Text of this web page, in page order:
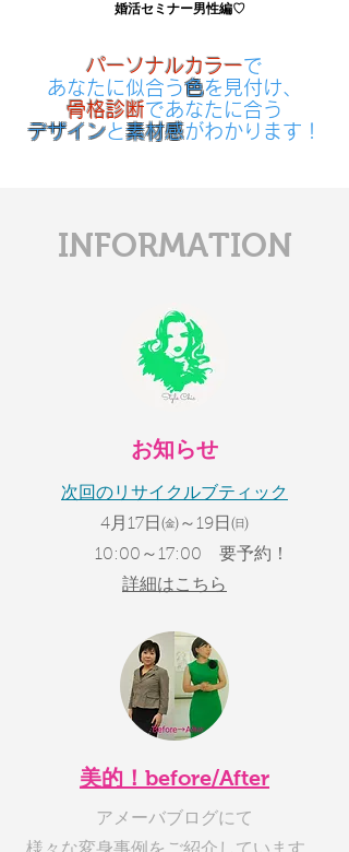
婚活セミナー男性編♡
パーソナルカラーで
あなたに似合う色を見付け、
骨格診断であなたに合う
デザインと素材感がわかります！
​INFORMATION
お知らせ
次回のリサイクルブティック
4月17日㈮～19日㈰
10:00～17:00 要予約！
​詳細はこちら
美的！before/After
アメーバブログにて